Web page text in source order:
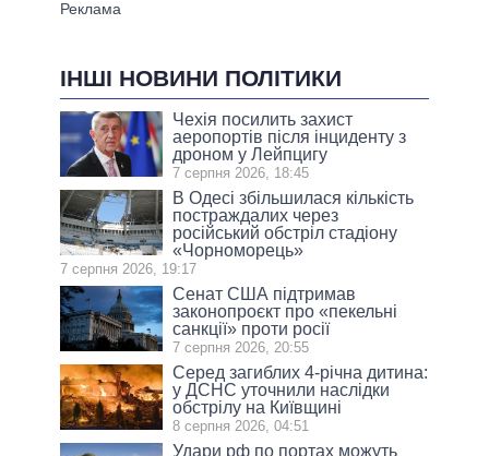
ІНШІ НОВИНИ ПОЛІТИКИ
Чехія посилить захист
аеропортів після інциденту з
дроном у Лейпцигу
7 серпня 2026, 18:45
В Одесі збільшилася кількість
постраждалих через
російський обстріл стадіону
«Чорноморець»
7 серпня 2026, 19:17
Сенат США підтримав
законопроєкт про «пекельні
санкції» проти росії
7 серпня 2026, 20:55
Серед загиблих 4-річна дитина:
у ДСНС уточнили наслідки
обстрілу на Київщині
8 серпня 2026, 04:51
Удари рф по портах можуть